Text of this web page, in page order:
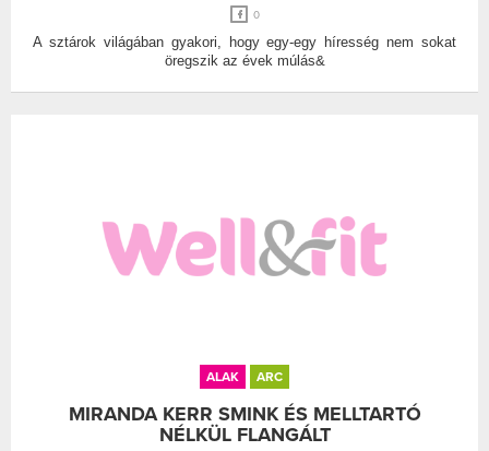
0
A sztárok világában gyakori, hogy egy-egy híresség nem sokat
öregszik az évek múlás&
ALAK ARC
MIRANDA KERR SMINK ÉS MELLTARTÓ
NÉLKÜL FLANGÁLT